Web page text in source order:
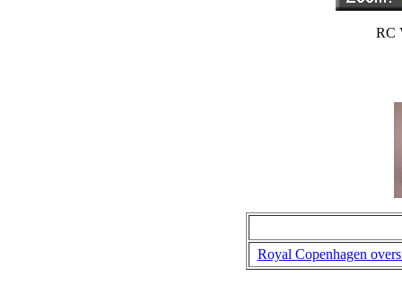
RC
Royal Copenhagen